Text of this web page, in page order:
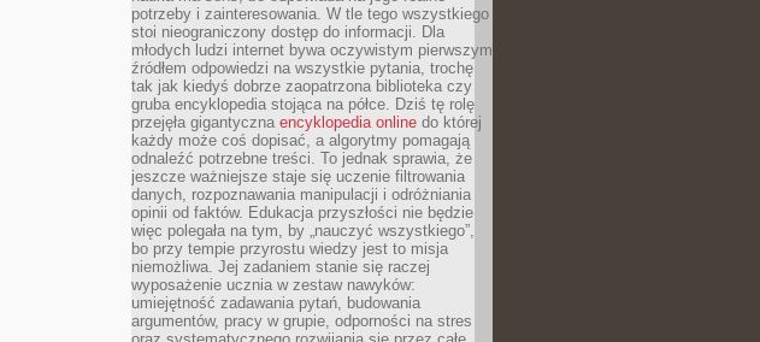
potrzeby i zainteresowania. W tle tego wszystkiego
stoi nieograniczony dostęp do informacji. Dla
młodych ludzi internet bywa oczywistym pierwszym
źródłem odpowiedzi na wszystkie pytania, trochę
tak jak kiedyś dobrze zaopatrzona biblioteka czy
gruba encyklopedia stojąca na półce. Dziś tę rolę
przejęła gigantyczna encyklopedia online do której
każdy może coś dopisać, a algorytmy pomagają
odnaleźć potrzebne treści. To jednak sprawia, że
jeszcze ważniejsze staje się uczenie filtrowania
danych, rozpoznawania manipulacji i odróżniania
opinii od faktów. Edukacja przyszłości nie będzie
więc polegała na tym, by „nauczyć wszystkiego”,
bo przy tempie przyrostu wiedzy jest to misja
niemożliwa. Jej zadaniem stanie się raczej
wyposażenie ucznia w zestaw nawyków:
umiejętność zadawania pytań, budowania
argumentów, pracy w grupie, odporności na stres